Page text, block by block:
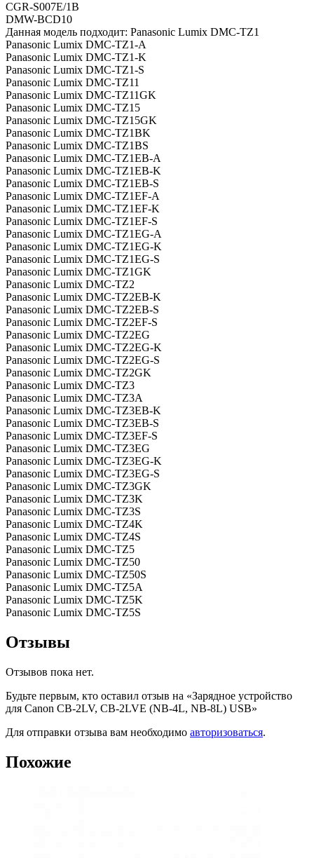
CGR-S007E/1B
DMW-BCD10
Данная модель подходит: Panasonic Lumix DMC-TZ1
Panasonic Lumix DMC-TZ1-A
Panasonic Lumix DMC-TZ1-K
Panasonic Lumix DMC-TZ1-S
Panasonic Lumix DMC-TZ11
Panasonic Lumix DMC-TZ11GK
Panasonic Lumix DMC-TZ15
Panasonic Lumix DMC-TZ15GK
Panasonic Lumix DMC-TZ1BK
Panasonic Lumix DMC-TZ1BS
Panasonic Lumix DMC-TZ1EB-A
Panasonic Lumix DMC-TZ1EB-K
Panasonic Lumix DMC-TZ1EB-S
Panasonic Lumix DMC-TZ1EF-A
Panasonic Lumix DMC-TZ1EF-K
Panasonic Lumix DMC-TZ1EF-S
Panasonic Lumix DMC-TZ1EG-A
Panasonic Lumix DMC-TZ1EG-K
Panasonic Lumix DMC-TZ1EG-S
Panasonic Lumix DMC-TZ1GK
Panasonic Lumix DMC-TZ2
Panasonic Lumix DMC-TZ2EB-K
Panasonic Lumix DMC-TZ2EB-S
Panasonic Lumix DMC-TZ2EF-S
Panasonic Lumix DMC-TZ2EG
Panasonic Lumix DMC-TZ2EG-K
Panasonic Lumix DMC-TZ2EG-S
Panasonic Lumix DMC-TZ2GK
Panasonic Lumix DMC-TZ3
Panasonic Lumix DMC-TZ3A
Panasonic Lumix DMC-TZ3EB-K
Panasonic Lumix DMC-TZ3EB-S
Panasonic Lumix DMC-TZ3EF-S
Panasonic Lumix DMC-TZ3EG
Panasonic Lumix DMC-TZ3EG-K
Panasonic Lumix DMC-TZ3EG-S
Panasonic Lumix DMC-TZ3GK
Panasonic Lumix DMC-TZ3K
Panasonic Lumix DMC-TZ3S
Panasonic Lumix DMC-TZ4K
Panasonic Lumix DMC-TZ4S
Panasonic Lumix DMC-TZ5
Panasonic Lumix DMC-TZ50
Panasonic Lumix DMC-TZ50S
Panasonic Lumix DMC-TZ5A
Panasonic Lumix DMC-TZ5K
Panasonic Lumix DMC-TZ5S
Отзывы
Отзывов пока нет.
Будьте первым, кто оставил отзыв на «Зарядное устройство
для Canon CB-2LV, CB-2LVE (NB-4L, NB-8L) USB»
Для отправки отзыва вам необходимо авторизоваться.
Похожие